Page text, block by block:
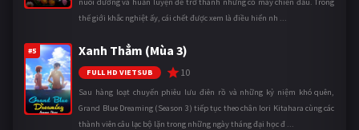
thế giới khắc nghiệt ấy, cái chết được xem là điều hiển nh ...
#5 Xanh Thẳm (Mùa 3)
FULL HD VIETSUB 10
Sau hàng loạt chuyến phiêu lưu điên rồ và những kỷ niệm khó quên,
Grand Blue Dreaming (Season 3) tiếp tục theo chân Iori Kitahara cùng các
thành viên câu lạc bộ lặn trong những ngày tháng đại học đ ...